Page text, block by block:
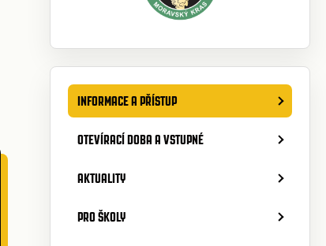
INFORMACE A PŘÍSTUP
OTEVÍRACÍ DOBA A VSTUPNÉ
AKTUALITY
PRO ŠKOLY